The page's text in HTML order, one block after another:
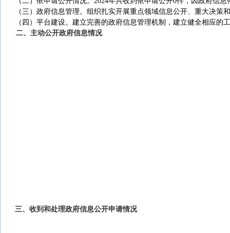
（三）政府信息管理。组织扎实开展重点领域信息公开、重大决策
（四）平台建设。建立完善的政府信息管理机制，建立健全相应的
二、主动公开政府信息情况
三、收到和处理政府信息公开申请情况